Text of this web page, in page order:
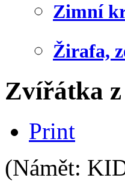
Zimní
Žirafa,
Zvířátka
Print
(Námět: